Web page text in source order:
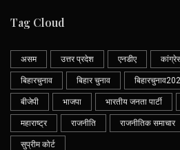
Tag Cloud
असम उत्तर प्रदेश एनडीए
बिहारचुनाव बिहार चुनाव
बीजेपी भाजपा भारतीय जनता पार्टी
महाराष्ट्र राजनीति राजनीतिक समाचार
सुप्रीम कोर्ट